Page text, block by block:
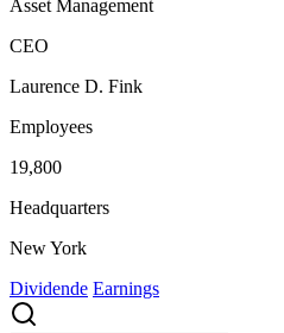
Asset Management
CEO
Laurence D. Fink
Employees
19,800
Headquarters
New York
Dividende Earnings